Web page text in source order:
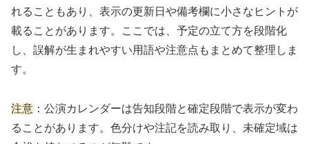
れることもあり、表示の更新日や備考欄に小さなヒントが
載ることがあります。ここでは、予定の立て方を段階化
し、誤解が生まれやすい用語や注意点もまとめて整理しま
す。
注意 ：公演カレンダーは告知段階と確定段階で表示が変わ
ることがあります。色分けや注記を読み取り、未確定域は